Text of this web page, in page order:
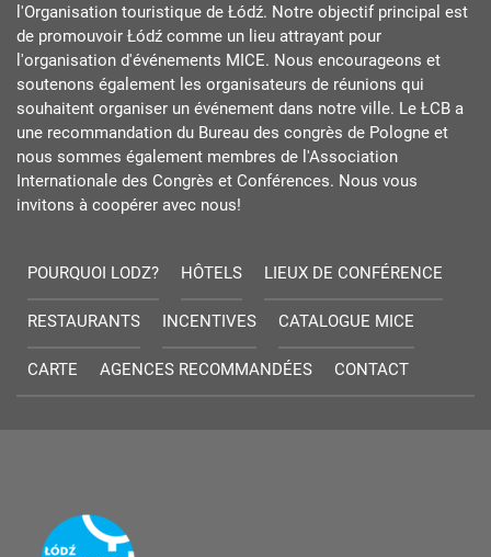
l'Organisation touristique de Łódź. Notre objectif principal est
de promouvoir Łódź comme un lieu attrayant pour
l'organisation d'événements MICE. Nous encourageons et
soutenons également les organisateurs de réunions qui
souhaitent organiser un événement dans notre ville. Le ŁCB a
une recommandation du Bureau des congrès de Pologne et
nous sommes également membres de l'Association
Internationale des Congrès et Conférences. Nous vous
invitons à coopérer avec nous!
POURQUOI LODZ? HÔTELS LIEUX DE CONFÉRENCE
RESTAURANTS INCENTIVES CATALOGUE MICE
CARTE AGENCES RECOMMANDÉES CONTACT